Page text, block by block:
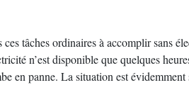
tâches ordinaires à accomplir sans
n’est disponible que quelques
en panne. La situation est